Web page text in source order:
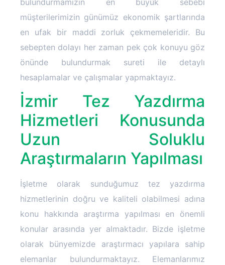
müşterilerimizin günümüz ekonomik şartlarında
en ufak bir maddi zorluk çekmemeleridir. Bu
sebepten dolayı her zaman pek çok konuyu göz
önünde bulundurmak sureti ile detaylı
hesaplamalar ve çalışmalar yapmaktayız.
İzmir Tez Yazdırma
Hizmetleri Konusunda
Uzun Soluklu
Araştırmaların Yapılması
İşletme olarak sunduğumuz tez yazdırma
hizmetlerinin doğru ve kaliteli olabilmesi adına
konu hakkında araştırma yapılması en önemli
konular arasında yer almaktadır. Bizde işletme
olarak bünyemizde araştırmacı yapılara sahip
elemanlar bulundurmaktayız. Elemanlarımız